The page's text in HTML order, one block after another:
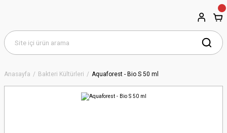
Anasayfa Bakteri Kültürleri Aquaforest - Bio S 50 ml